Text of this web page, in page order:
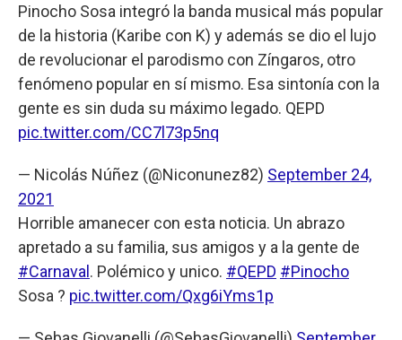
Pinocho Sosa integró la banda musical más popular
de la historia (Karibe con K) y además se dio el lujo
de revolucionar el parodismo con Zíngaros, otro
fenómeno popular en sí mismo. Esa sintonía con la
gente es sin duda su máximo legado. QEPD
pic.twitter.com/CC7l73p5nq
— Nicolás Núñez (@Niconunez82) September 24,
2021
Horrible amanecer con esta noticia. Un abrazo
apretado a su familia, sus amigos y a la gente de
#Carnaval . Polémico y unico. #QEPD #Pinocho
Sosa ? pic.twitter.com/Qxg6iYms1p